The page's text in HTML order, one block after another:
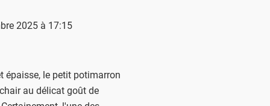
2025 à 17:15
épaisse, le petit potimarron
au délicat goût de